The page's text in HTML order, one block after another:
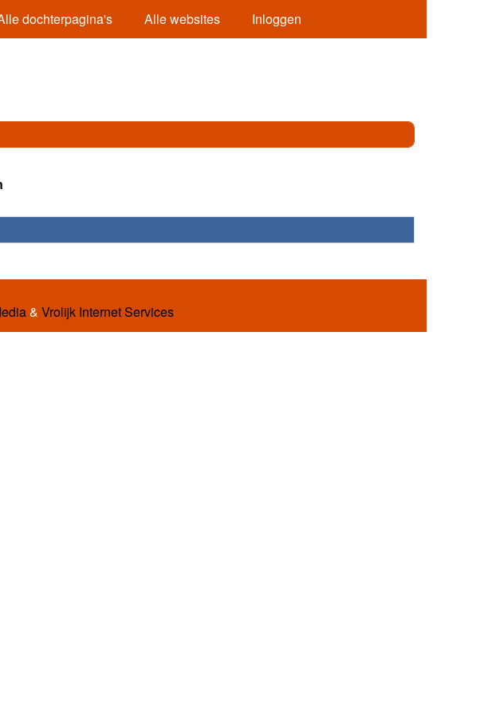
dochterpagina's Alle websites Inloggen
& Vrolijk Internet Services